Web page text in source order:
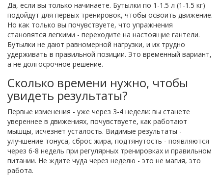
Да, если вы только начинаете. Бутылки по 1-1.5 л (1-1.5 кг)
подойдут для первых тренировок, чтобы освоить движение.
Но как только вы почувствуете, что упражнения
становятся легкими - переходите на настоящие гантели.
Бутылки не дают равномерной нагрузки, и их трудно
удерживать в правильной позиции. Это временный вариант,
а не долгосрочное решение.
Сколько времени нужно, чтобы
увидеть результаты?
Первые изменения - уже через 3-4 недели: вы станете
увереннее в движениях, почувствуете, как работают
мышцы, исчезнет усталость. Видимые результаты -
улучшение тонуса, сброс жира, подтянутость - появляются
через 6-8 недель при регулярных тренировках и правильном
питании. Не ждите чуда через неделю - это не магия, это
работа.